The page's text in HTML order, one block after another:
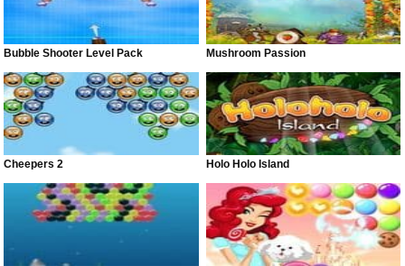
Bubble Shooter Level Pack Mushroom Passion
Cheepers 2 Holo Holo Island